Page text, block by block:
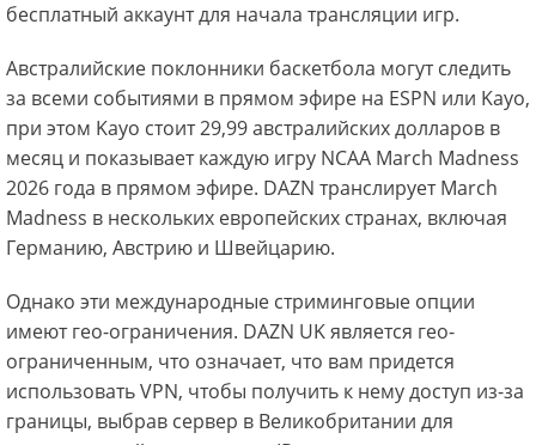
бесплатный аккаунт для начала трансляции игр.
Австралийские поклонники баскетбола могут следить
за всеми событиями в прямом эфире на ESPN или Kayo,
при этом Kayo стоит 29,99 австралийских долларов в
месяц и показывает каждую игру NCAA March Madness
2026 года в прямом эфире. DAZN транслирует March
Madness в нескольких европейских странах, включая
Германию, Австрию и Швейцарию.
Однако эти международные стриминговые опции
имеют гео-ограничения. DAZN UK является гео-
ограниченным, что означает, что вам придется
использовать VPN, чтобы получить к нему доступ из-за
границы, выбрав сервер в Великобритании для